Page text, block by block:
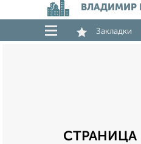
Закладки
СТРАНИЦА